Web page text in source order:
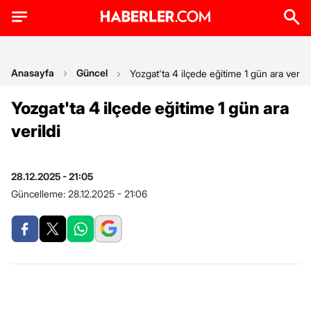
Anasayfa Güncel Yozgat'ta 4 ilçede eğitime 1 gün ara verildi
Yozgat'ta 4 ilçede eğitime 1 gün ara
verildi
28.12.2025 - 21:05
Güncelleme: 28.12.2025 - 21:06